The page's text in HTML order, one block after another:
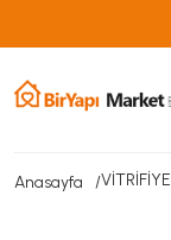
Anasayfa VİTRİFİYE